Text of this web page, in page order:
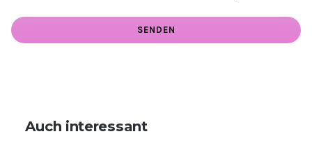
Auch interessant